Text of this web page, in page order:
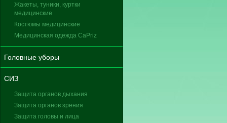
Жакеты, туники, куртки
медицинские
Костюмы медицинские
Медицинская одежда CaPriz
Головные уборы
СИЗ
Защита органов дыхания
Защита органов зрения
Защита головы и лица